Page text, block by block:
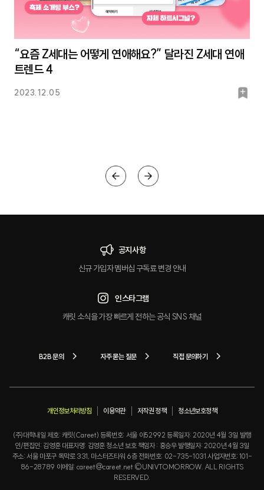
“요즘 Z세대는 어떻게 연애해요?” 달라진 Z세대 연애
트렌드 4
2023.12.05
북
공지사항
신규 가입자 멤버십 구독료 변경 안내
인스타그램
캐릿 소식을 가장 빠르게 전하는 공식 SNS 채널
B2B 문의 자주 묻는 질문 직접 문의하기
개인정보처리방침 이용약관 저작권 정책 청소년보호정책
(주)대학내일 제호: 캐릿(Careet) 등록번호: 서울 아52992 등록일자: 2020년 4월 3일 발행
인/편집인: 김영훈 대표자명: 김영훈 청소년 보호 책임자 : 홍승우 발행일자: 2020년 4월 3일
주소: 서울 마포구 독막로 331, 마스터즈타워 6층 전화번호: 02-735-1031 사업자번호: 101-
86-28789 이메일: careet@careet.net ©UNIVTOMORROW. ALL RIGHTS
RESERVED.